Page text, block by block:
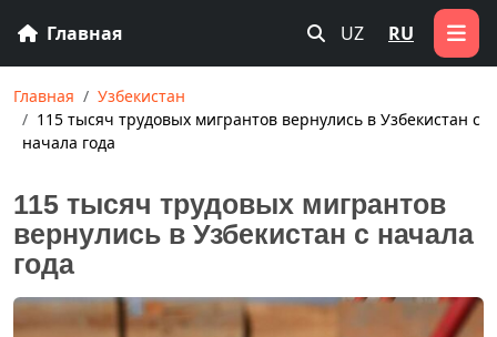
Главная UZ RU
Главная
Узбекистан
115 тысяч трудовых мигрантов вернулись в Узбекистан с
начала года
115 тысяч трудовых мигрантов
вернулись в Узбекистан с начала
года